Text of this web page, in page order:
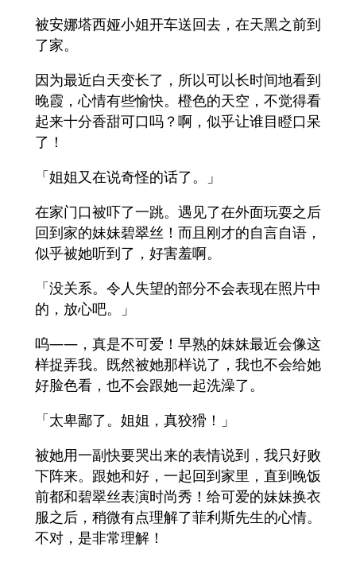
被安娜塔西娅小姐开车送回去，在天黑之前到
了家。
因为最近白天变长了，所以可以长时间地看到
晚霞，心情有些愉快。橙色的天空，不觉得看
起来十分香甜可口吗？啊，似乎让谁目瞪口呆
了！
「姐姐又在说奇怪的话了。」
在家门口被吓了一跳。遇见了在外面玩耍之后
回到家的妹妹碧翠丝！而且刚才的自言自语，
似乎被她听到了，好害羞啊。
「没关系。令人失望的部分不会表现在照片中
的，放心吧。」
呜——，真是不可爱！早熟的妹妹最近会像这
样捉弄我。既然被她那样说了，我也不会给她
好脸色看，也不会跟她一起洗澡了。
「太卑鄙了。姐姐，真狡猾！」
被她用一副快要哭出来的表情说到，我只好败
下阵来。跟她和好，一起回到家里，直到晚饭
前都和碧翠丝表演时尚秀！给可爱的妹妹换衣
服之后，稍微有点理解了菲利斯先生的心情。
不对，是非常理解！